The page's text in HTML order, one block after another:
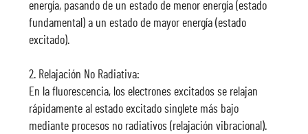
energía, pasando de un estado de menor energía (estado
fundamental) a un estado de mayor energía (estado
excitado).
2. Relajación No Radiativa:
En la fluorescencia, los electrones excitados se relajan
rápidamente al estado excitado singlete más bajo
mediante procesos no radiativos (relajación vibracional).